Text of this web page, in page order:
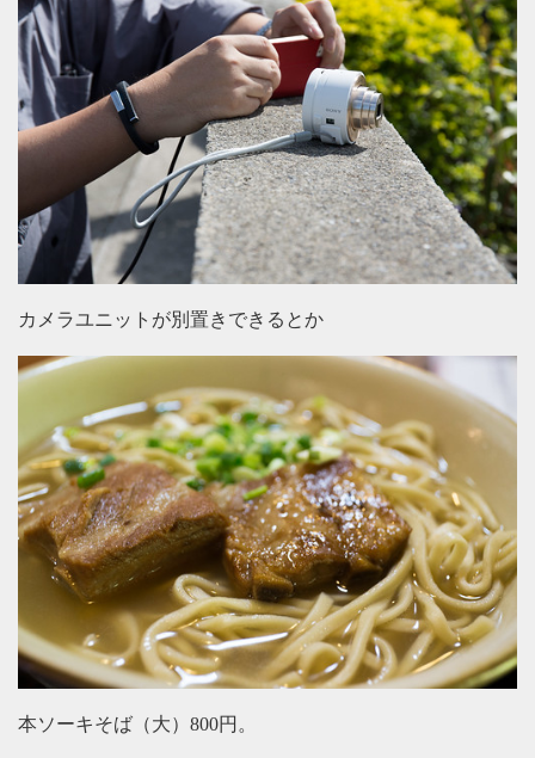
カメラユニットが別置きできるとか
本ソーキそば（大）800円。